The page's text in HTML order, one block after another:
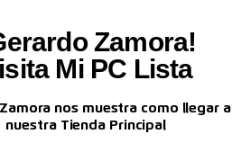
Zamora!
Mi PC Lista
nos muestra como llegar a
nuestra Tienda Principal